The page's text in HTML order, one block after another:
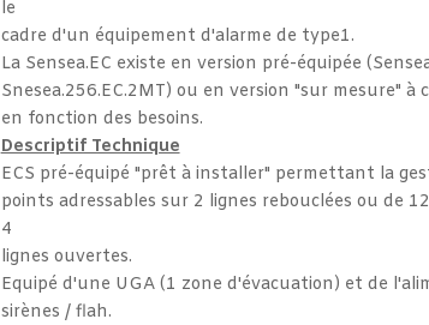
le
cadre d'un équipement d'alarme de type1.
La Sensea.EC existe en version pré-équipée
Snesea.256.EC.2MT) ou en version "sur mesure" à
en fonction des besoins.
Descriptif Technique
ECS pré-équipé "prêt à installer" permettant la
points adressables sur 2 lignes rebouclées ou de
4
lignes ouvertes.
Equipé d'une UGA (1 zone d'évacuation) et de
sirènes / flah.